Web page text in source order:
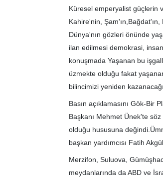
Küresel emperyalist güçlerin
Kahire'nin,
Dünya'nın gözleri önünde
ilan edilmesi demokrasi,
konuşmada Yaşanan bu
üzmekte olduğu fakat
bilincimizi yeniden
Basın açıklamasını Gök-Bir
Başkanı Mehmet Ünek'te
olduğu hususuna
başkan yardımcısı Fatih Akgül
Merzifon, Suluova,
meydanlarında da ABD ve